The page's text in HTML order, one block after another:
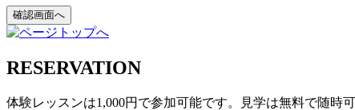
RESERVATION
体験レッスンは1,000円で参加可能です。見学は無料で随時可